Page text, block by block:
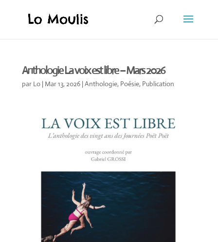
Anthologie La voix est libre – Mars 2026
par Lo| Mar 13, 2026|Anthologie, Poésie, Publication